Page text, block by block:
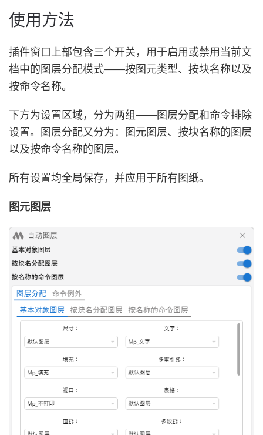
使用方法
插件窗口上部包含三个开关，用于启用或禁用当前文
档中的图层分配模式——按图元类型、按块名称以及
按命令名称。
下方为设置区域，分为两组——图层分配和命令排除
设置。图层分配又分为：图元图层、按块名称的图层
以及按命令名称的图层。
所有设置均全局保存，并应用于所有图纸。
图元图层